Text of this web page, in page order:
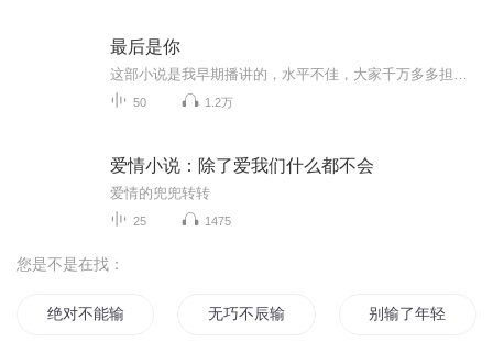
最后是你
50 1.2万
爱情小说：除了爱我们什么都不会
爱情的兜兜转转
25 1475
您是不是在找：
绝对不能输 无巧不辰输 别输了年轻的心